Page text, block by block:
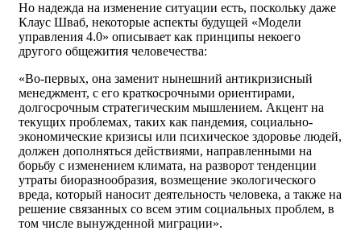
Но надежда на изменение ситуации есть, поскольку даже
Клаус Шваб, некоторые аспекты будущей «Модели
управления 4.0» описывает как принципы некоего
другого общежития человечества:
«Во-первых, она заменит нынешний антикризисный
менеджмент, с его краткосрочными ориентирами,
долгосрочным стратегическим мышлением. Акцент на
текущих проблемах, таких как пандемия, социально-
экономические кризисы или психическое здоровье людей,
должен дополняться действиями, направленными на
борьбу с изменением климата, на разворот тенденции
утраты биоразнообразия, возмещение экологического
вреда, который наносит деятельность человека, а также на
решение связанных со всем этим социальных проблем, в
том числе вынужденной миграции».